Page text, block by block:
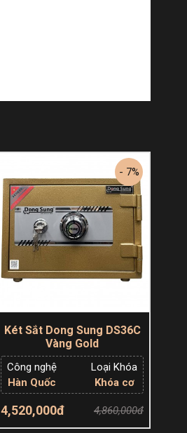
- 7%
Két Sắt Dong Sung DS36C
Vàng Gold
Công nghệ
Hàn Quốc
Loại Khóa
Khóa cơ
4,520,000đ 4,860,000đ